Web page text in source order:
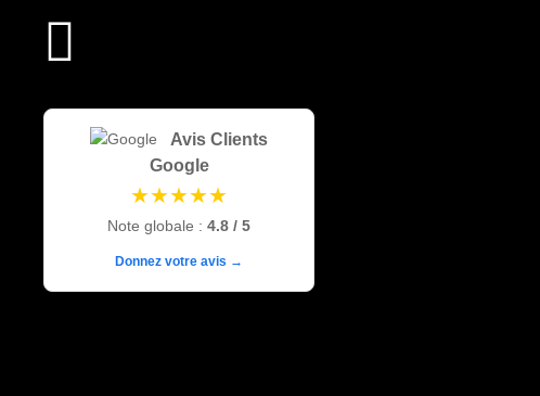

Avis Clients
Google
★★★★★
Note globale : 4.8 / 5
Donnez votre avis →